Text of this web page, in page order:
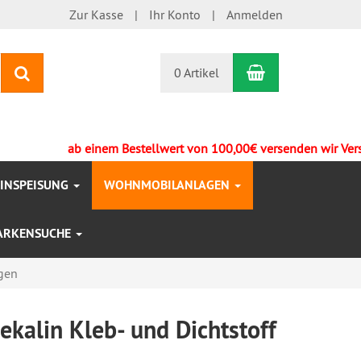
Zur Kasse Ihr Konto Anmelden
0 Artikel Warenkorb
ab einem Bestellwert von 100,00€ versenden wir
WOHNMOBILANLAGEN
Kleb- und Dichtstoff